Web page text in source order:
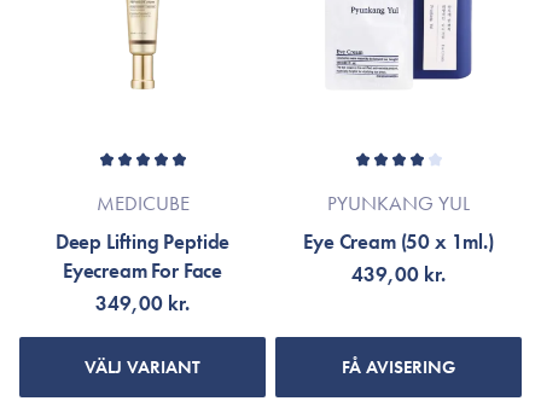
MEDICUBE
Deep Lifting Peptide
Eyecream For Face
349,00 kr.
VÄLJ VARIANT
PYUNKANG YUL
Eye Cream (50 x 1ml.)
439,00 kr.
FÅ AVISERING